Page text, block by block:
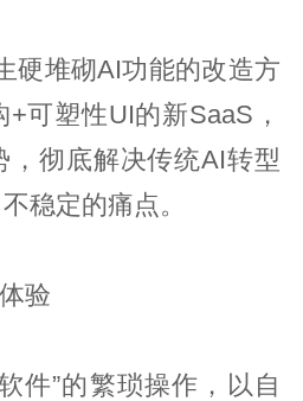
硬堆砌AI功能的改造方
可塑性UI的新SaaS，
，彻底解决传统AI转型
稳定的痛点。
验
件”的繁琐操作，以自